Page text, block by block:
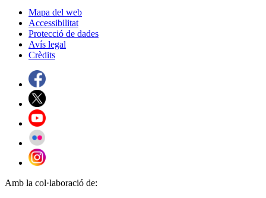
Mapa del web
Accessibilitat
Protecció de dades
Avís legal
Crèdits
Amb la col·laboració de: